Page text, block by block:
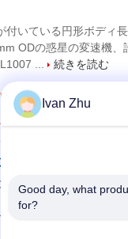
いている円形ボディ
ODの惑星の変速機、
...
続きを読む
ラシレスDCの電動機
モーター、24V電圧許
クター、エンコーダー
されたフランジ、カス
Ivan Zhu
Good day, what
for?